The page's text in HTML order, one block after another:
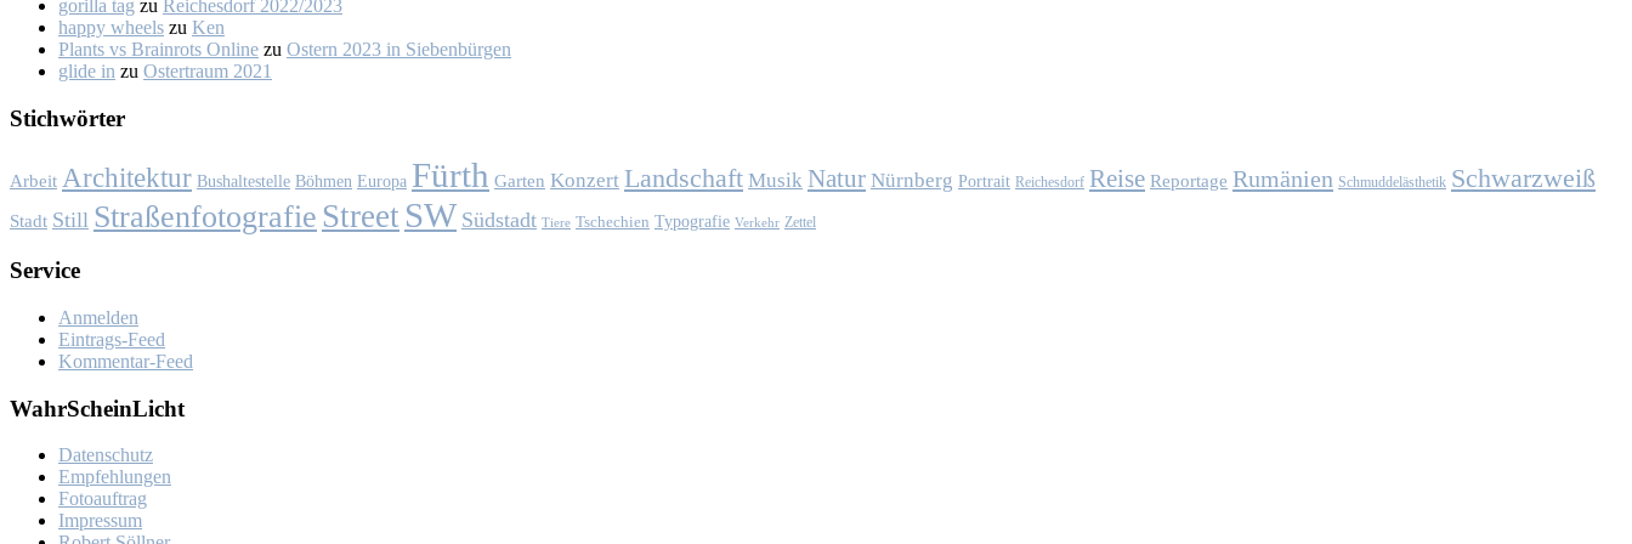
gorilla tag zu Rei­ches­dorf 2022/2023
happy wheels zu Ken
Plants vs Brainrots Online zu Os­tern 2023 in Sie­ben­bür­gen
glide in zu Os­ter­traum 2021
Stich­wör­ter
Arbeit Architektur Bushaltestelle Böhmen Europa Fürth Garten Konzert Landschaft Musik Natur Nürnberg Portrait Reichesdorf Reise Reportage Rumänien Schmuddelästhetik Schwarzweiß
Stadt Still Straßenfotografie Street SW Südstadt Tiere Tschechien Typografie Verkehr Zettel
Ser­vice
Anmelden
Eintrags-Feed
Kommentar-Feed
Wahr­Schein­Licht
Da­ten­schutz
Emp­feh­lun­gen
Fo­to­auf­trag
Im­pres­sum